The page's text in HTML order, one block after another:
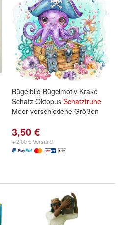
Bügelbild Bügelmotiv Krake
Schatz Oktopus Schatztruhe
Meer verschiedene Größen
3,50 €
+ 2,00 € Versand